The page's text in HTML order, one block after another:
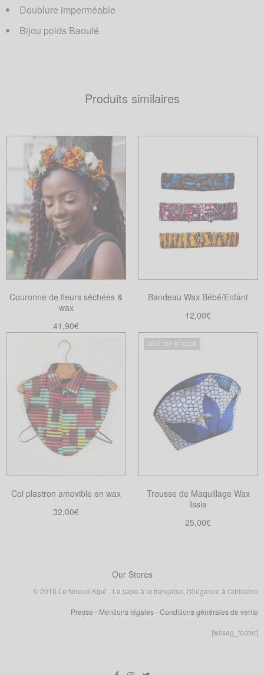
Doublure imperméable
Bijou poids Baoulé
Produits similaires
Couronne de fleurs séchées &
wax
41,90€
Choix des options
Ce
produit
a
plusieurs
variations.
Les
options
peuvent
choisies
sur
la
Bandeau Wax Bébé/Enfant
12,00€
Ce
produit
plusieurs
variations.
Les
options
peuvent
la
du
Col plastron amovible en wax
32,00€
variations.
OUT OF STOCK
Trousse de Maquillage Wax
Issia
25,00€
Our Stores
© 2016 Le Noeud Kipé - La sape à la française, l'élégance à l'africaine
Presse - Mentions légales- Conditions générales de vente
[wcsag_footer]